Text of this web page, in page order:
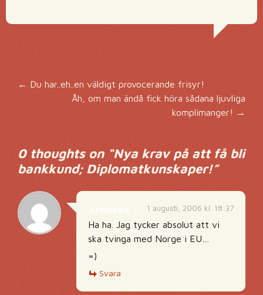
Inläggsnavigering
←Du har..eh..en väldigt provocerande frisyr!
Åh, om man ändå fick höra sådana ljuvliga
komplimanger!→
0 thoughts on “Nya krav på att få bli
bankkund; Diplomatkunskaper!”
1 augusti, 2006 kl. 18:37
Ha ha. Jag tycker absolut att vi
ska tvinga med Norge i EU…
=)
Svara